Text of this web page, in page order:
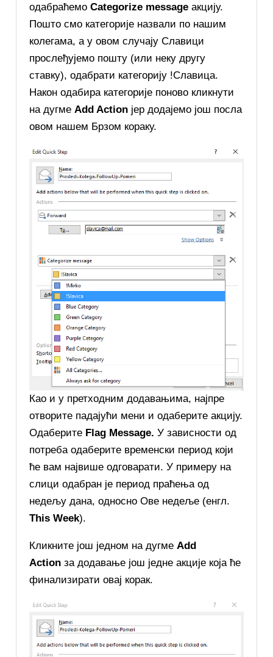
одабраћемоCategorize message акцију.
Пошто смо категорије назвали по нашим
колегама, а у овом случају Славици
прослеђујемо пошту (или неку другу
ставку), одабрати категорију !Славица.
Након одабира категорије поново кликнути
на дугме Add Action јер додајемо још посла
овом нашем Брзом кораку.
Као и у претходним додавањима, најпре
отворите падајући мени и одаберите акцију.
Одаберите Flag Message. У зависности од
потреба одаберите временски период који
ће вам највише одговарати. У примеру на
слици одабран је период праћења од
недељу дана, односно Ове недеље (енгл.
This Week).
Кликните још једном на дугме Add
Action за додавање још једне акције која ће
финализирати овај корак.